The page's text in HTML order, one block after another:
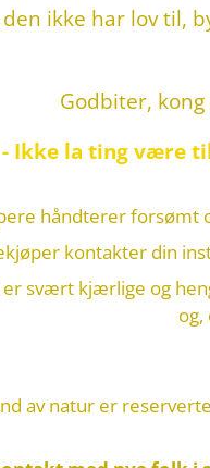
ikke har lov til,
Godbiter,
- Ikke la ting være
håndterer forsømt
kontakter din
svært kjærlige og
av natur er